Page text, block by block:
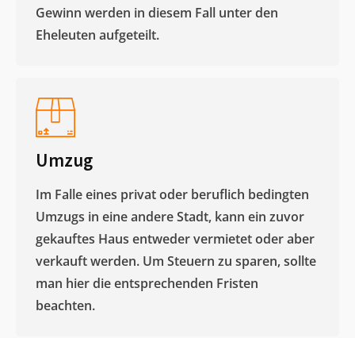
Gewinn werden in diesem Fall unter den
Eheleuten aufgeteilt.​
Umzug
Im Falle eines privat oder beruflich bedingten
Umzugs in eine andere Stadt, kann ein zuvor
gekauftes Haus entweder vermietet oder aber
verkauft werden. Um Steuern zu sparen, sollte
man hier die entsprechenden Fristen
beachten.